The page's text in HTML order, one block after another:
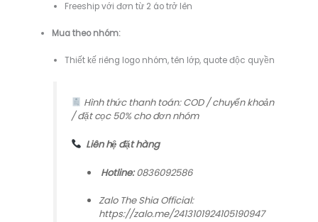
Freeship với đơn từ 2 áo trở lên
Mua theo nhóm:
Thiết kế riêng logo nhóm, tên lớp, quote độc quyền
Hình thức thanh toán: COD / chuyển khoản
/ đặt cọc 50% cho đơn nhóm
Liên hệ đặt hàng
Hotline:0836092586
Zalo The Shia Official:
https://zalo.me/2413101924105190947